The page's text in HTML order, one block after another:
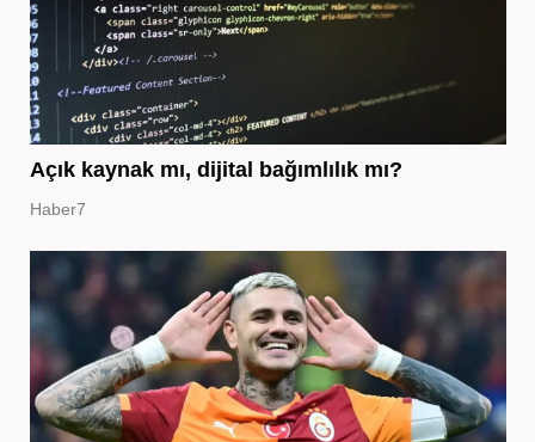
Açık kaynak mı, dijital bağımlılık mı?
Haber7